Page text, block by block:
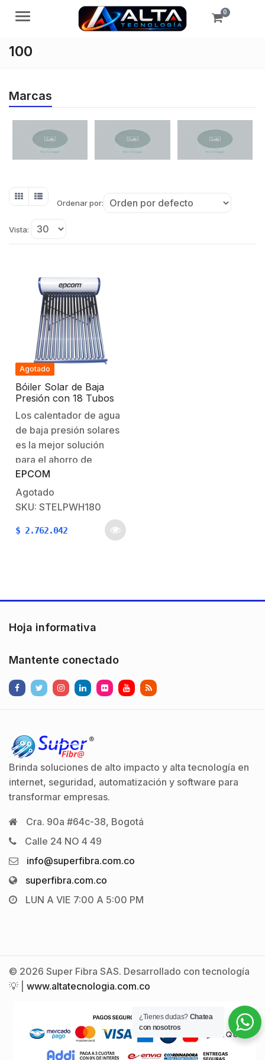
Menú 0
100
Marcas
Ordenar por:
Vista:
Agotado
Bóiler Solar de Baja
Presión con 18 Tubos
de Vacío de Mayor
Resistencia y
Termotanque Inoxidable
de Grado Alimenticio
180 L Resistentes a
Granizo de Hasta 25
mm/ l, Incluye Anodo
de Magnesio
Los calentador de agua
de baja presión solares
es la mejor solución
para el ahorro de
combustibles diarios
como el gas LP, Gas
Natural, que generan
grandes cantidades de
contaminantes y el costo
…
EPCOM
Agotado
SKU: STELPWH180
$ 2.762.042
Hoja informativa
Mantente conectado
Brinda soluciones de alto impacto y alta tecnología en
internet, seguridad, automatización y software para
transformar empresas.
Cra. 90a #64c-38, Bogotá
Calle 24 NO 4 49
info@superfibra.com.co
superfibra.com.co
LUN A VIE 7:00 A 5:00 PM
© 2026 Super Fibra SAS. Desarrollado con tecnología
💡 | www.altatecnologia.com.co
¿Tienes dudas? Chatea
con nosotros